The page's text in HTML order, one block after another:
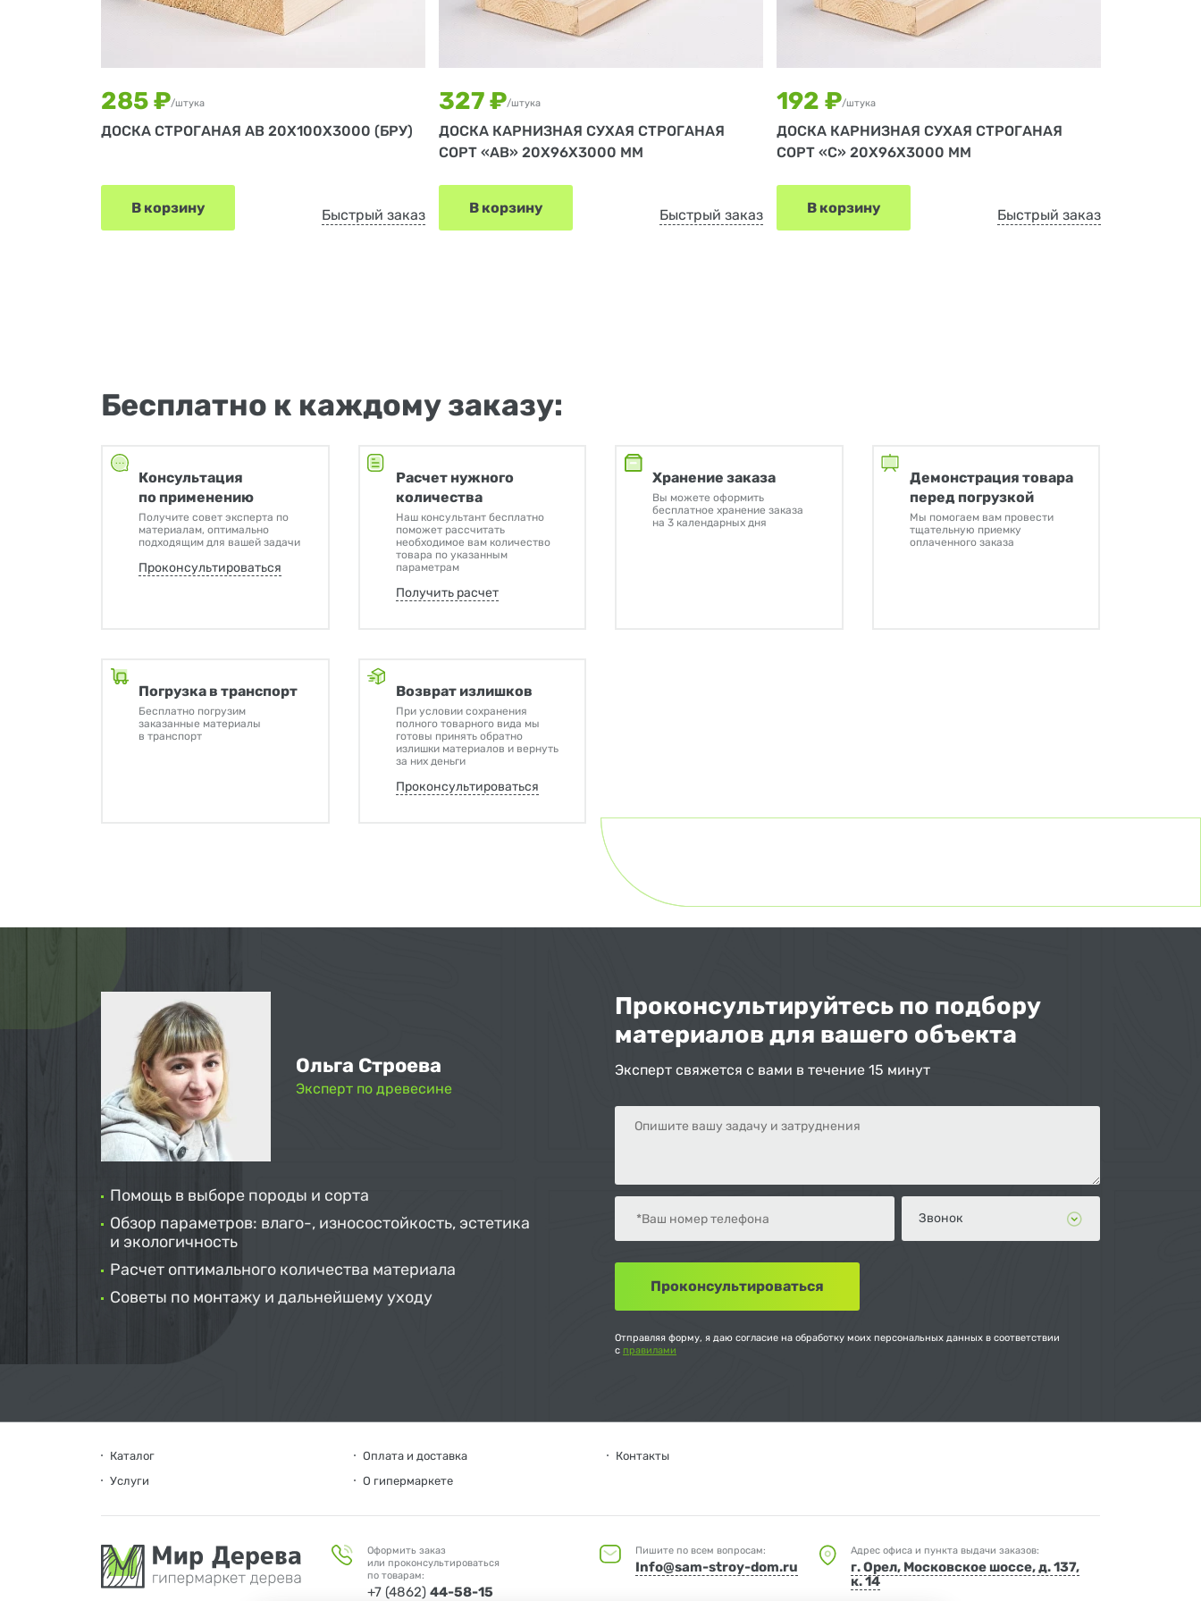
285 ₽/штука
ДОСКА СТРОГАНАЯ АВ 20Х100Х3000 (БРУ)
В корзину Быстрый заказ
327 ₽/штука
ДОСКА КАРНИЗНАЯ СУХАЯ СТРОГАНАЯ
СОРТ «АВ» 20Х96Х3000 ММ
В корзину Быстрый заказ
192 ₽/штука
ДОСКА КАРНИЗНАЯ СУХАЯ СТРОГАНАЯ
СОРТ «С» 20Х96Х3000 ММ
В корзину Быстрый заказ
Бесплатно к каждому заказу:
Консультация
по применению
Получите совет эксперта по
материалам, оптимально
подходящим для вашей задачи
Проконсультироваться
Расчет нужного
количества
Наш консультант бесплатно
поможет рассчитать
необходимое вам количество
товара по указанным
параметрам
Получить расчет
Хранение заказа
Вы можете оформить
бесплатное хранение заказа
на 3 календарных дня
Демонстрация товара
перед погрузкой
Мы помогаем вам провести
тщательную приемку
оплаченного заказа
Погрузка в транспорт
Бесплатно погрузим
заказанные материалы
в транспорт
Возврат излишков
При условии сохранения
полного товарного вида мы
готовы принять обратно
излишки материалов и вернуть
за них деньги
Проконсультироваться
Ольга Строева
Эксперт по древесине
Помощь в выборе породы и сорта
Обзор параметров: влаго-, износостойкость, эстетика
и экологичность
Расчет оптимального количества материала
Советы по монтажу и дальнейшему уходу
Проконсультируйтесь по подбору
материалов для вашего объекта
Эксперт свяжется с вами в течение 15 минут
Отправляя форму, я даю согласие на обработку моих персональных данных в соответствии
с правилами
Каталог
Услуги
Оплата и доставка
О гипермаркете
Контакты
Оформить заказ
или проконсультироваться
по товарам:
+7 (4862) 44-58-15
Пишите по всем вопросам:
Info@sam-stroy-dom.ru
Адрес офиса и пункта выдачи заказов:
г. Орел, Московское шоссе, д. 137,
к. 14